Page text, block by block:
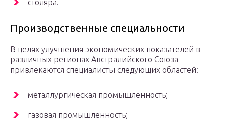
столяра.
Производственные специальности
В целях улучшения экономических показателей в
различных регионах Австралийского Союза
привлекаются специалисты следующих областей:
металлургическая промышленность;
газовая промышленность;